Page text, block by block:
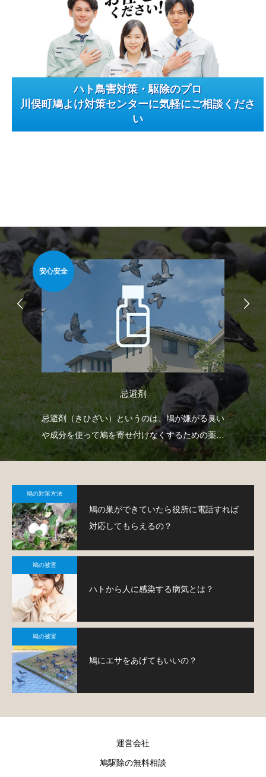
ハト鳥害対策・駆除のプロ
川俣町鳩よけ対策センターに気軽にご相談くださ
い
安心安全
忌避剤
忌避剤（きひざい）というのは、鳩が嫌がる臭い
や成分を使って鳩を寄せ付けなくするための薬剤
で、様々なタイプのものがあります。
鳩の対策方法
鳩の巣ができていたら役所に電話すれば
対応してもらえるの？
鳩の被害
ハトから人に感染する病気とは？
鳩の被害
鳩にエサをあげてもいいの？
運営会社
鳩駆除の無料相談